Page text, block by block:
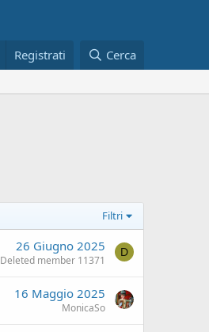
Registrati Cerca
Filtri
26 Giugno 2025
Deleted member 11371
D
16 Maggio 2025
MonicaSo